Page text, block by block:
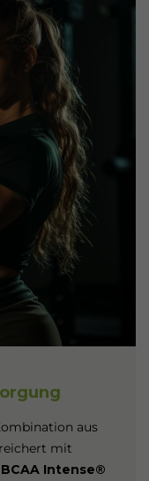
aus
mit
BCAA Intense®